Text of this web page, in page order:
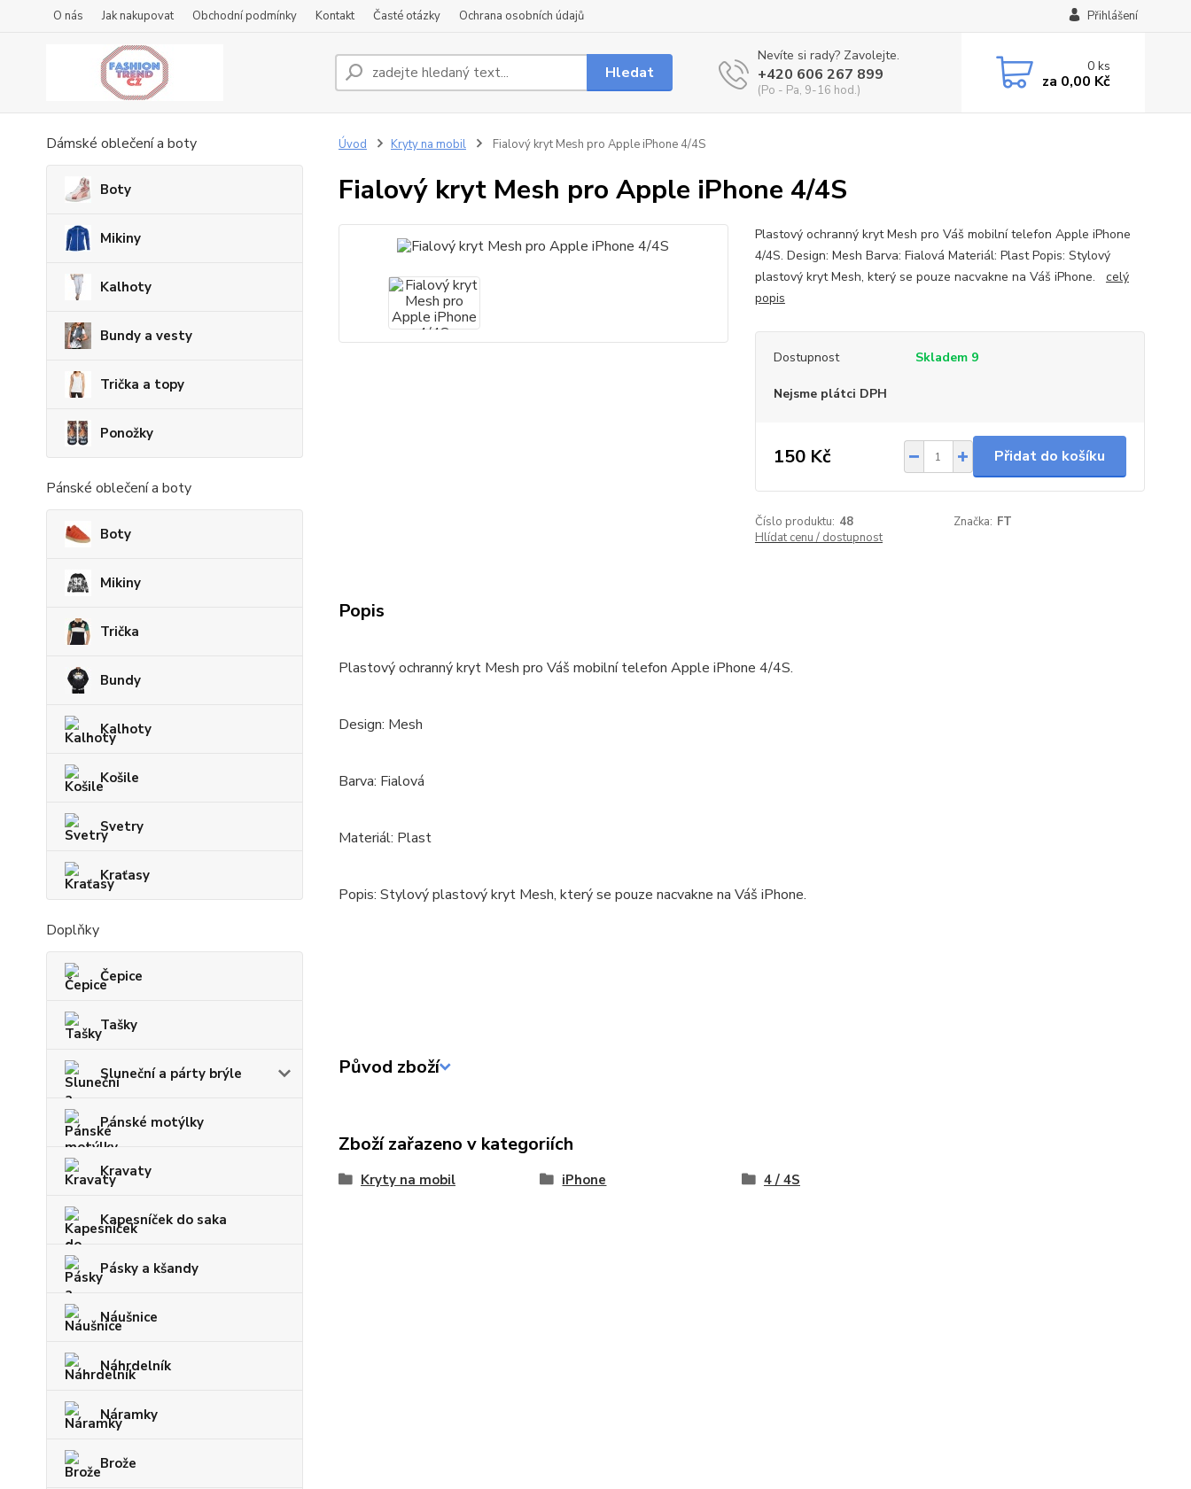
O nás Jak nakupovat Obchodní podmínky Kontakt Časté otázky Ochrana osobních údajů Přihlášení
Hledat
Nevíte si rady? Zavolejte.
+420 606 267 899
(Po - Pa, 9-16 hod.)
0ks
za 0,00 Kč
Dámské oblečení a boty
Boty
Mikiny
Kalhoty
Bundy a vesty
Trička a topy
Ponožky
Pánské oblečení a boty
Boty
Mikiny
Trička
Bundy
Kalhoty
Košile
Svetry
Kraťasy
Doplňky
Čepice
Tašky
Sluneční a párty brýle
Pánské motýlky
Kravaty
Kapesníček do saka
Pásky a kšandy
Náušnice
Náhrdelník
Náramky
Brože
Úvod Kryty na mobil Fialový kryt Mesh pro Apple iPhone 4/4S
Fialový kryt Mesh pro Apple iPhone 4/4S
Plastový ochranný kryt Mesh pro Váš mobilní telefon Apple iPhone
4/4S. Design: Mesh Barva: Fialová Materiál: Plast Popis: Stylový
plastový kryt Mesh, který se pouze nacvakne na Váš iPhone. celý
popis
Dostupnost Skladem 9
Nejsme plátci DPH
150 Kč Přidat do košíku
Číslo produktu: 48 Značka: FT
Hlídat cenu / dostupnost
Popis
Plastový ochranný kryt Mesh pro Váš mobilní telefon Apple iPhone 4/4S.
Design: Mesh
Barva: Fialová
Materiál: Plast
Popis: Stylový plastový kryt Mesh, který se pouze nacvakne na Váš iPhone.
Původ zboží
Zboží zařazeno v kategoriích
Kryty na mobil iPhone 4 / 4S